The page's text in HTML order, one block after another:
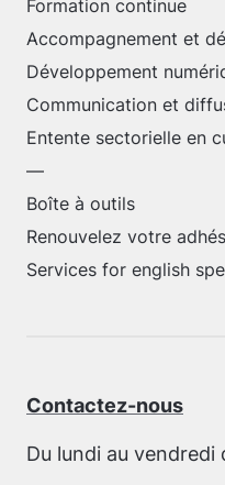
Formation continue
Accompagnement et
Développement
Communication et
Entente sectorielle en
—
Boîte à outils
Renouvelez votre
Services for english
Contactez-nous
Du lundi au vendredi